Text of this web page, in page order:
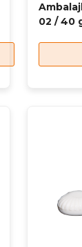
02 / 40